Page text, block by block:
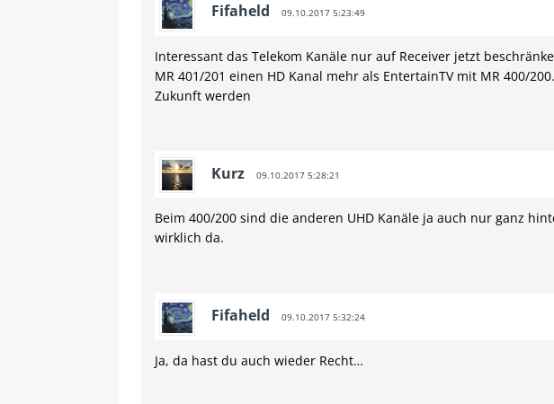
Fifaheld 09.10.2017 5:23:49
Interessant das Telekom Kanäle nur auf Receiver jetzt
MR 401/201 einen HD Kanal mehr als EntertainTV mit MR 400/
Zukunft werden
Kurz 09.10.2017 5:28:21
Beim 400/200 sind die anderen UHD Kanäle ja auch nur ganz
wirklich da.
Fifaheld 09.10.2017 5:32:24
Ja, da hast du auch wieder Recht…